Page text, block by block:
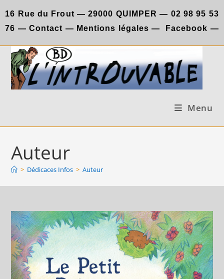
to
content
16 Rue du Frout —29000 QUIMPER — 02 98 95 53
76 — Contact — Mentions légales — Facebook —
Menu
Auteur
> Dédicaces Infos > Auteur